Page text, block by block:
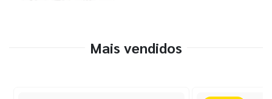
Mais vendidos